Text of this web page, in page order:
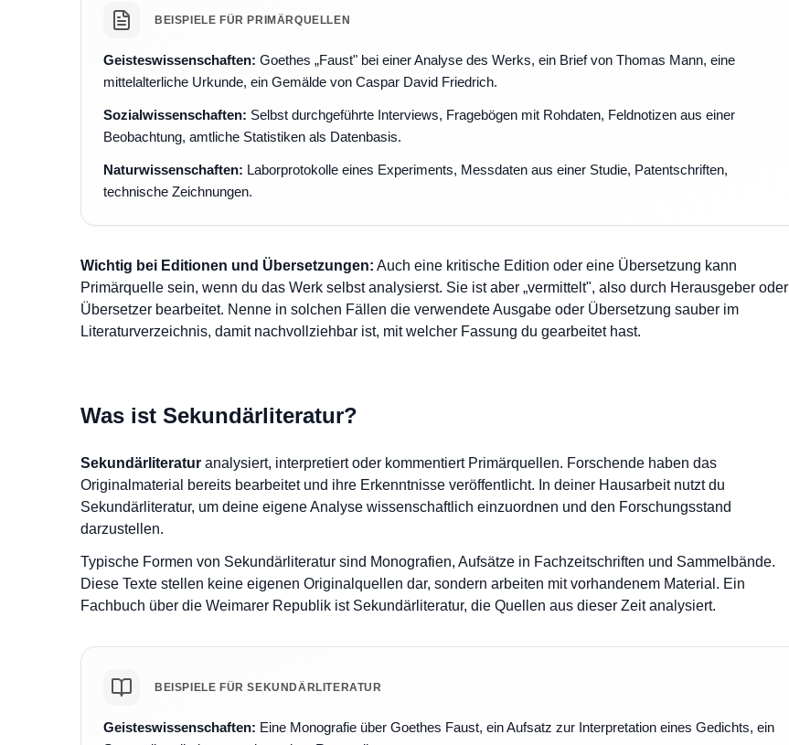
BEISPIELE FÜR PRIMÄRQUELLEN
Geisteswissenschaften: Goethes „Faust" bei einer Analyse des Werks, ein Brief von Thomas Mann, eine
mittelalterliche Urkunde, ein Gemälde von Caspar David Friedrich.
Sozialwissenschaften: Selbst durchgeführte Interviews, Fragebögen mit Rohdaten, Feldnotizen aus einer
Beobachtung, amtliche Statistiken als Datenbasis.
Naturwissenschaften: Laborprotokolle eines Experiments, Messdaten aus einer Studie, Patentschriften,
technische Zeichnungen.
Wichtig bei Editionen und Übersetzungen: Auch eine kritische Edition oder eine Übersetzung kann
Primärquelle sein, wenn du das Werk selbst analysierst. Sie ist aber „vermittelt", also durch Herausgeber oder
Übersetzer bearbeitet. Nenne in solchen Fällen die verwendete Ausgabe oder Übersetzung sauber im
Literaturverzeichnis, damit nachvollziehbar ist, mit welcher Fassung du gearbeitet hast.
Was ist Sekundärliteratur?
Sekundärliteratur analysiert, interpretiert oder kommentiert Primärquellen. Forschende haben das
Originalmaterial bereits bearbeitet und ihre Erkenntnisse veröffentlicht. In deiner Hausarbeit nutzt du
Sekundärliteratur, um deine eigene Analyse wissenschaftlich einzuordnen und den Forschungsstand
darzustellen.
Typische Formen von Sekundärliteratur sind Monografien, Aufsätze in Fachzeitschriften und Sammelbände.
Diese Texte stellen keine eigenen Originalquellen dar, sondern arbeiten mit vorhandenem Material. Ein
Fachbuch über die Weimarer Republik ist Sekundärliteratur, die Quellen aus dieser Zeit analysiert.
BEISPIELE FÜR SEKUNDÄRLITERATUR
Geisteswissenschaften: Eine Monografie über Goethes Faust, ein Aufsatz zur Interpretation eines Gedichts, ein